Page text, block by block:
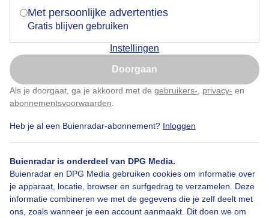
Met persoonlijke advertenties
Gratis blijven gebruiken
Instellingen
Doorgaan
Als je doorgaat, ga je akkoord met de gebruikers- privacy- en
abonnementsvoorwaarden
Heb je al een Buienradar-abonnement? Inloggen
Buienradar is onderdeel van DPG Media.
Buienradar en DPG Media gebruiken cookies om informatie over
je apparaat, locatie, browser en surfgedrag te verzamelen. Deze
informatie combineren we met de gegevens die je zelf deelt met
ons, zoals wanneer je een account aanmaakt. Dit doen we om
Door: Nely V Frankenhuijzen Gemaakt: 04-08-2025, 57x bekeken
Zomer Zon Wolken
Bekijk slideshow
Nu niet, misschien later
Klik hierom dit aan te passen